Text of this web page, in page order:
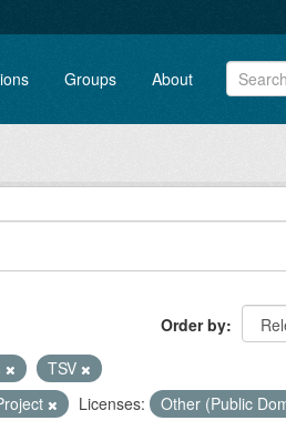
Groups About
Order by
TSV
Licenses: Other (Public